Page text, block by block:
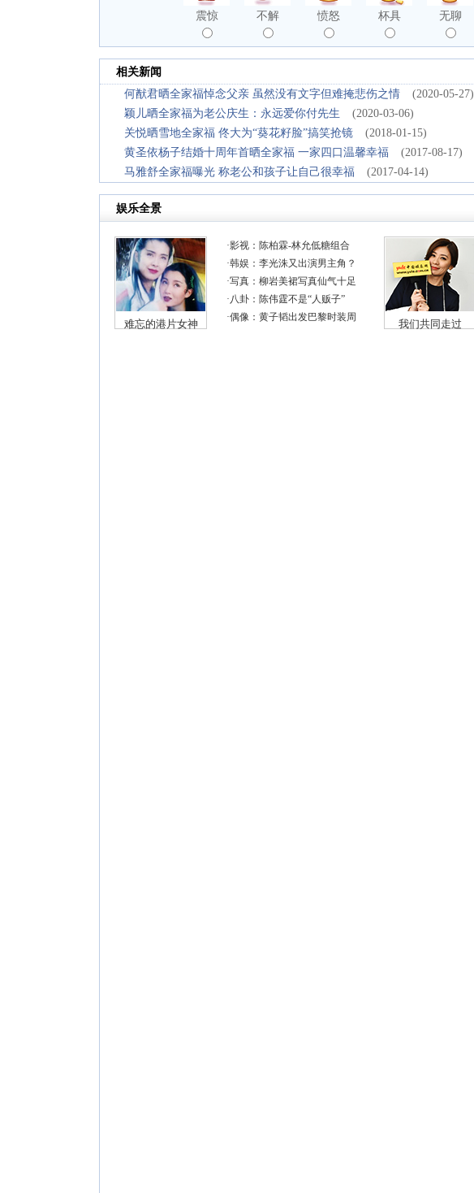
震惊 不解 愤怒 杯具 无聊
相关新闻
何猷君晒全家福悼念父亲 虽然没有文字但难掩悲伤之情
(2020-05-27)
颖儿晒全家福为老公庆生：永远爱你付先生
(2020-03-06)
关悦晒雪地全家福 佟大为“葵花籽脸”搞笑抢镜
(2018-01-15)
黄圣依杨子结婚十周年首晒全家福 一家四口温馨幸福
(2017-08-17)
马雅舒全家福曝光 称老公和孩子让自己很幸福
(2017-04-14)